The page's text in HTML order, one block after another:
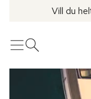
Vill du
MenyÖppna sök